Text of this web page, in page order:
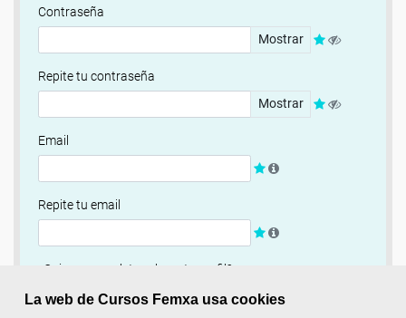
La web de Cursos Femxa usa cookies
Contraseña
Mostrar
Repite tu contraseña
Mostrar
Email
Repite tu email
¿Quieres completar ahora tu perfil?
Si
No, completaré mi perfil más adelante